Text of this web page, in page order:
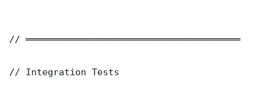
// ═══════════════════════════════════════
// Integration Tests